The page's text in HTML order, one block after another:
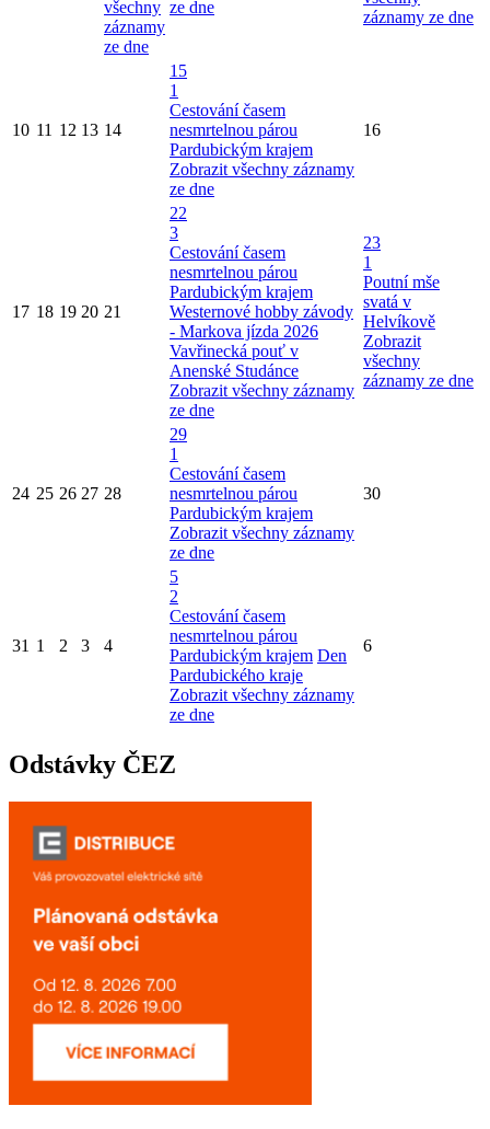
všechny
záznamy
ze dne
ze dne
záznamy ze dne
10 11 12 13 14
15
1
Cestování časem
nesmrtelnou párou
Pardubickým krajem
Zobrazit všechny záznamy
ze dne
16
17 18 19 20 21
22
3
Cestování časem
nesmrtelnou párou
Pardubickým krajem
Westernové hobby závody
- Markova jízda 2026
Vavřinecká pouť v
Anenské Studánce
Zobrazit všechny záznamy
ze dne
23
1
Poutní mše
svatá v
Helvíkově
Zobrazit
všechny
záznamy ze dne
24 25 26 27 28
29
1
Cestování časem
nesmrtelnou párou
Pardubickým krajem
Zobrazit všechny záznamy
ze dne
30
31 1 2 3 4
5
2
Cestování časem
nesmrtelnou párou
Pardubickým krajem Den
Pardubického kraje
Zobrazit všechny záznamy
ze dne
6
Odstávky ČEZ